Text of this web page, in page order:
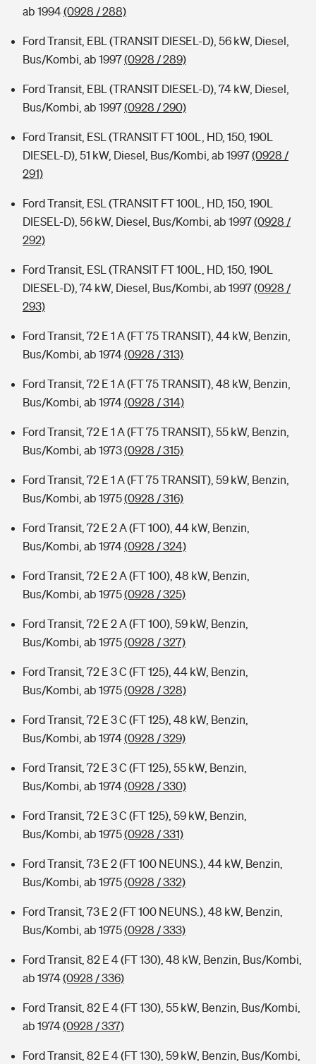
Kinderunfall-Check: Mehr Sicherheit für deine Kids
Typklassen: So ist Ihr Auto eingestuft
Sie haben Fragen?
ab 1994(0928 / 288)
Ford Transit, EBL (TRANSIT DIESEL-D), 56 kW, Diesel,
Bus/Kombi, ab 1997(0928 / 289)
Ford Transit, EBL (TRANSIT DIESEL-D), 74 kW, Diesel,
Bus/Kombi, ab 1997(0928 / 290)
Ford Transit, ESL (TRANSIT FT 100L, HD, 150, 190L
DIESEL-D), 51 kW, Diesel, Bus/Kombi, ab 1997(0928 /
291)
Ford Transit, ESL (TRANSIT FT 100L, HD, 150, 190L
DIESEL-D), 56 kW, Diesel, Bus/Kombi, ab 1997(0928 /
292)
Ford Transit, ESL (TRANSIT FT 100L, HD, 150, 190L
DIESEL-D), 74 kW, Diesel, Bus/Kombi, ab 1997(0928 /
293)
Ford Transit, 72 E 1 A (FT 75 TRANSIT), 44 kW, Benzin,
Bus/Kombi, ab 1974(0928 / 313)
Ford Transit, 72 E 1 A (FT 75 TRANSIT), 48 kW, Benzin,
Bus/Kombi, ab 1974(0928 / 314)
Ford Transit, 72 E 1 A (FT 75 TRANSIT), 55 kW, Benzin,
Bus/Kombi, ab 1973(0928 / 315)
Ford Transit, 72 E 1 A (FT 75 TRANSIT), 59 kW, Benzin,
Bus/Kombi, ab 1975(0928 / 316)
Ford Transit, 72 E 2 A (FT 100), 44 kW, Benzin,
Bus/Kombi, ab 1974(0928 / 324)
Ford Transit, 72 E 2 A (FT 100), 48 kW, Benzin,
Bus/Kombi, ab 1975(0928 / 325)
Ford Transit, 72 E 2 A (FT 100), 59 kW, Benzin,
Bus/Kombi, ab 1975(0928 / 327)
Ford Transit, 72 E 3 C (FT 125), 44 kW, Benzin,
Bus/Kombi, ab 1975(0928 / 328)
Ford Transit, 72 E 3 C (FT 125), 48 kW, Benzin,
Bus/Kombi, ab 1974(0928 / 329)
Ford Transit, 72 E 3 C (FT 125), 55 kW, Benzin,
Bus/Kombi, ab 1974(0928 / 330)
Ford Transit, 72 E 3 C (FT 125), 59 kW, Benzin,
Bus/Kombi, ab 1975(0928 / 331)
Ford Transit, 73 E 2 (FT 100 NEUNS.), 44 kW, Benzin,
Bus/Kombi, ab 1975(0928 / 332)
Ford Transit, 73 E 2 (FT 100 NEUNS.), 48 kW, Benzin,
Bus/Kombi, ab 1975(0928 / 333)
Ford Transit, 82 E 4 (FT 130), 48 kW, Benzin, Bus/Kombi,
ab 1974(0928 / 336)
Ford Transit, 82 E 4 (FT 130), 55 kW, Benzin, Bus/Kombi,
ab 1974(0928 / 337)
Ford Transit, 82 E 4 (FT 130), 59 kW, Benzin, Bus/Kombi,